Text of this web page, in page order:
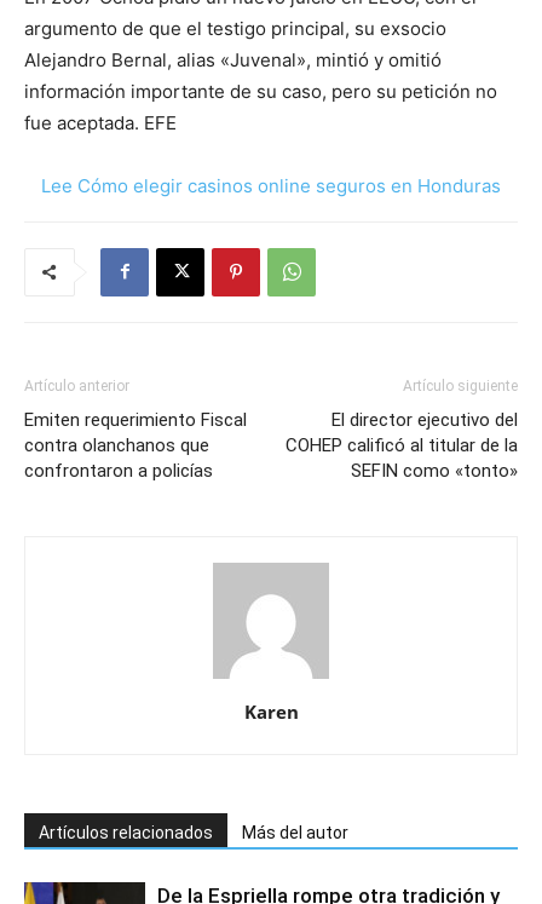
argumento de que el testigo principal, su exsocio
Alejandro Bernal, alias «Juvenal», mintió y omitió
información importante de su caso, pero su petición no
fue aceptada. EFE
Lee Cómo elegir casinos online seguros en Honduras
Artículo anterior
Emiten requerimiento Fiscal
contra olanchanos que
confrontaron a policías
Artículo siguiente
El director ejecutivo del
COHEP calificó al titular de la
SEFIN como «tonto»
Karen
Artículos relacionados Más del autor
De la Espriella rompe otra tradición y